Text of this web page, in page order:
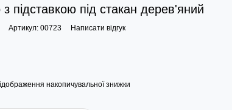
з підставкою під стакан дерев'яний
Артикул: 00723 Написати відгук
накопичувальної знижки